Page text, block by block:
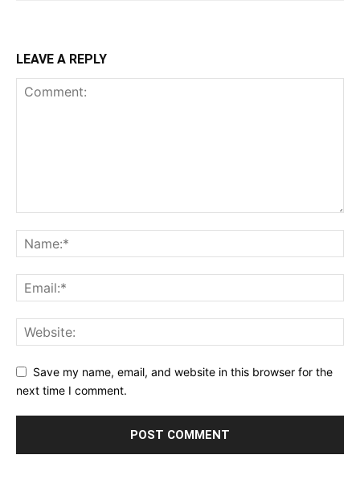
LEAVE A REPLY
Save my name, email, and website in this browser for the
next time I comment.